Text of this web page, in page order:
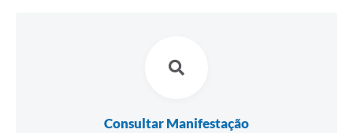
Consultar Manifestação